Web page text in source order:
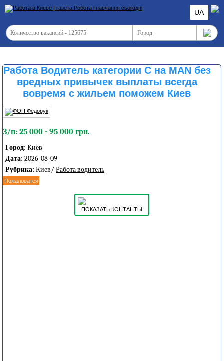
UA
Работа Водитель категории С на MAN без
вредных привычек выплаты всегда
вовремя с жильем поможем Киев
З/п: 25 000 - 95 000 грн.
Город: Киев
Дата: 2026-08-09
Рубрика: Киев/ Работа водитель
Пожаловатся
ПОКАЗАТЬ КОНТАНТЫ